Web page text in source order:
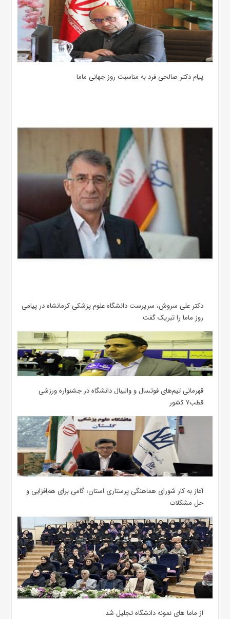
پیام دکتر صالحی فرد به مناسبت روز جهانی ماما
دکتر علی سروش، سرپرست دانشگاه علوم پزشکی کرمانشاه در پیامی
روز ماما را تبریک گفت
قهرمانی تیم‌های فوتسال و والیبال دانشگاه در جشنواره ورزشی
قطب۷ کشور
آغاز به کار شورای هماهنگی پرستاری استان؛ گامی برای هم‌افزایی و
حل مشکلات
از ماما های نمونه دانشگاه تجلیل شد